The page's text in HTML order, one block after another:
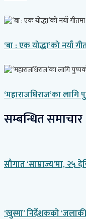
‘बा : एक योद्धा’को नयाँ
‘महाराजधिराज’का
सम्बन्धित समाचार
सौगात ‘साम्राज्य’मा, २५
‘खुस्मा’ निर्देशकको